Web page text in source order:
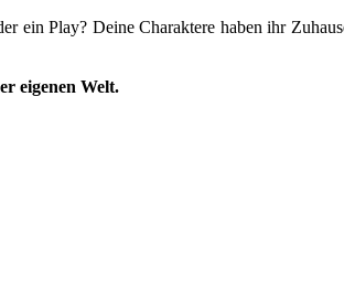
ein Play? Deine Charaktere haben ihr
eigenen Welt.